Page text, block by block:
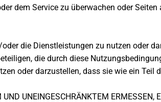
dem Service zu überwachen oder
die Dienstleistungen zu nutzen oder
die durch diese
oder darzustellen, dass sie wie ein Teil
UNEINGESCHRÄNKTEM ERMESSEN,